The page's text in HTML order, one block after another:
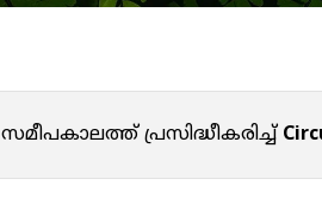
സമീപകാലത്ത് പ്രസിദ്ധീകരിച്ച്